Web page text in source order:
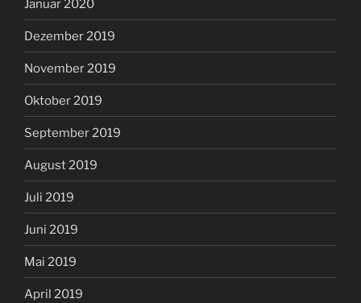
Januar 2020
Dezember 2019
November 2019
Oktober 2019
September 2019
August 2019
Juli 2019
Juni 2019
Mai 2019
April 2019